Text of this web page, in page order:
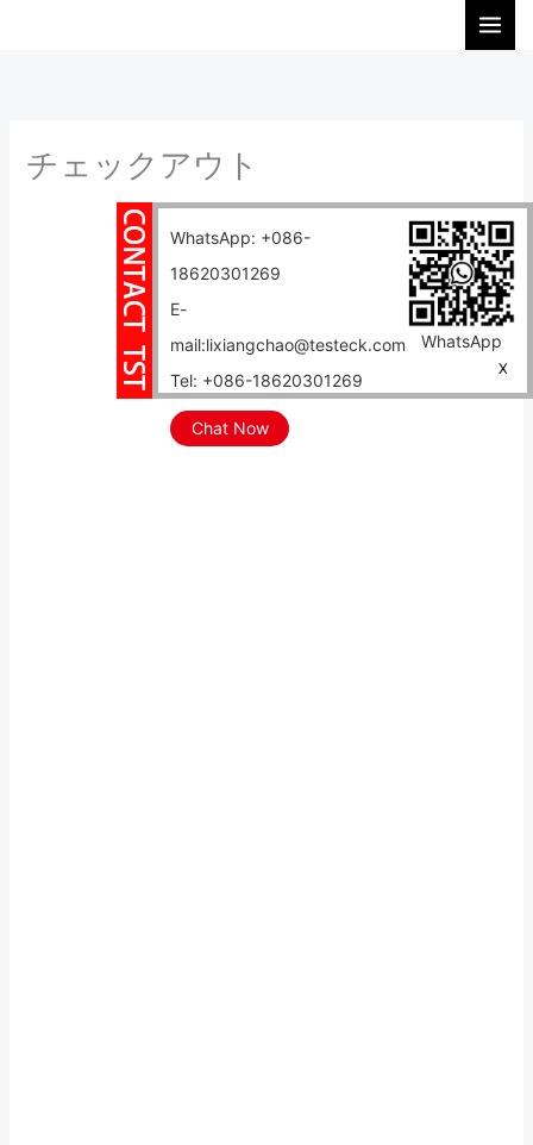
WhatsApp: +086-
18620301269
E-
mail:lixiangchao@testeck.com
Tel: +086-18620301269
Chat Now
WhatsApp
X
チェックアウト